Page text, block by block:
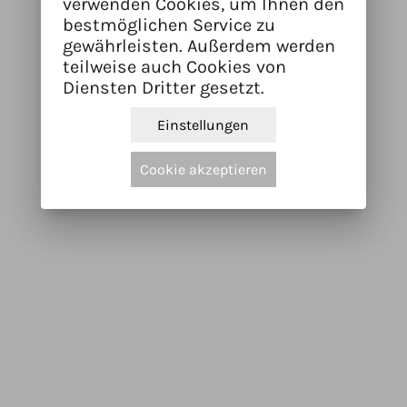
bestmöglichen Service zu
gewährleisten. Außerdem werden
teilweise auch Cookies von
Diensten Dritter gesetzt.
Einstellungen
Cookie akzeptieren